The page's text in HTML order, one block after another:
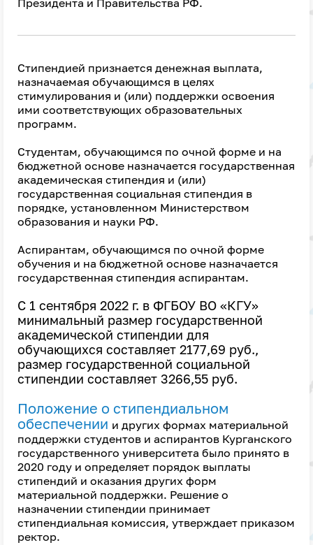
Президента и Правительства РФ.
Стипендией признается денежная выплата,
назначаемая обучающимся в целях
стимулирования и (или) поддержки освоения
ими соответствующих образовательных
программ.
Студентам, обучающимся по очной форме и на
бюджетной основе назначается государственная
академическая стипендия и (или)
государственная социальная стипендия в
порядке, установленном Министерством
образования и науки РФ.
Аспирантам, обучающимся по очной форме
обучения и на бюджетной основе назначается
государственная стипендия аспирантам.
С 1 сентября 2022 г. в ФГБОУ ВО «КГУ»
минимальный размер государственной
академической стипендии для
обучающихся составляет 2177,69 руб.,
размер государственной социальной
стипендии составляет 3266,55 руб.
Положение о стипендиальном
обеспечении и других формах материальной
поддержки студентов и аспирантов Курганского
государственного университета было принято в
2020 году и определяет порядок выплаты
стипендий и оказания других форм
материальной поддержки. Решение о
назначении стипендии принимает
стипендиальная комиссия, утверждает приказом
ректор.